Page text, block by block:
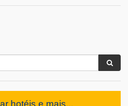
hotéis e mais...